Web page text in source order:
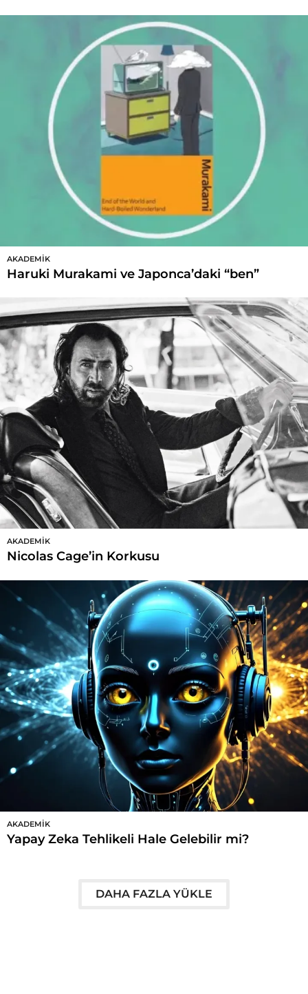
AKADEMIK
Haruki Murakami ve Japonca’daki “ben”
AKADEMIK
Nicolas Cage’in Korkusu
AKADEMIK
Yapay Zeka Tehlikeli Hale Gelebilir mi?
DAHA FAZLA YÜKLE